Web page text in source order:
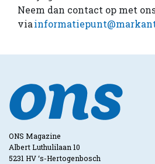
Neem dan contact op met
via
ONS Magazine
Albert Luthulilaan 10
5231 HV ‘s-Hertogenbosch